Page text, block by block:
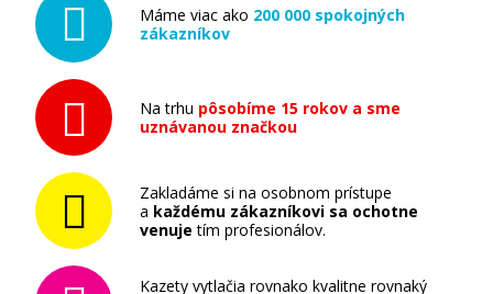
Máme viac ako 200 000 spokojných
zákazníkov
Na trhu pôsobíme 15 rokov a sme
uznávanou značkou
Zakladáme si na osobnom prístupe
a každému zákazníkovi sa ochotne
venuje tím profesionálov.
Kazety vytlačia rovnako kvalitne rovnaký